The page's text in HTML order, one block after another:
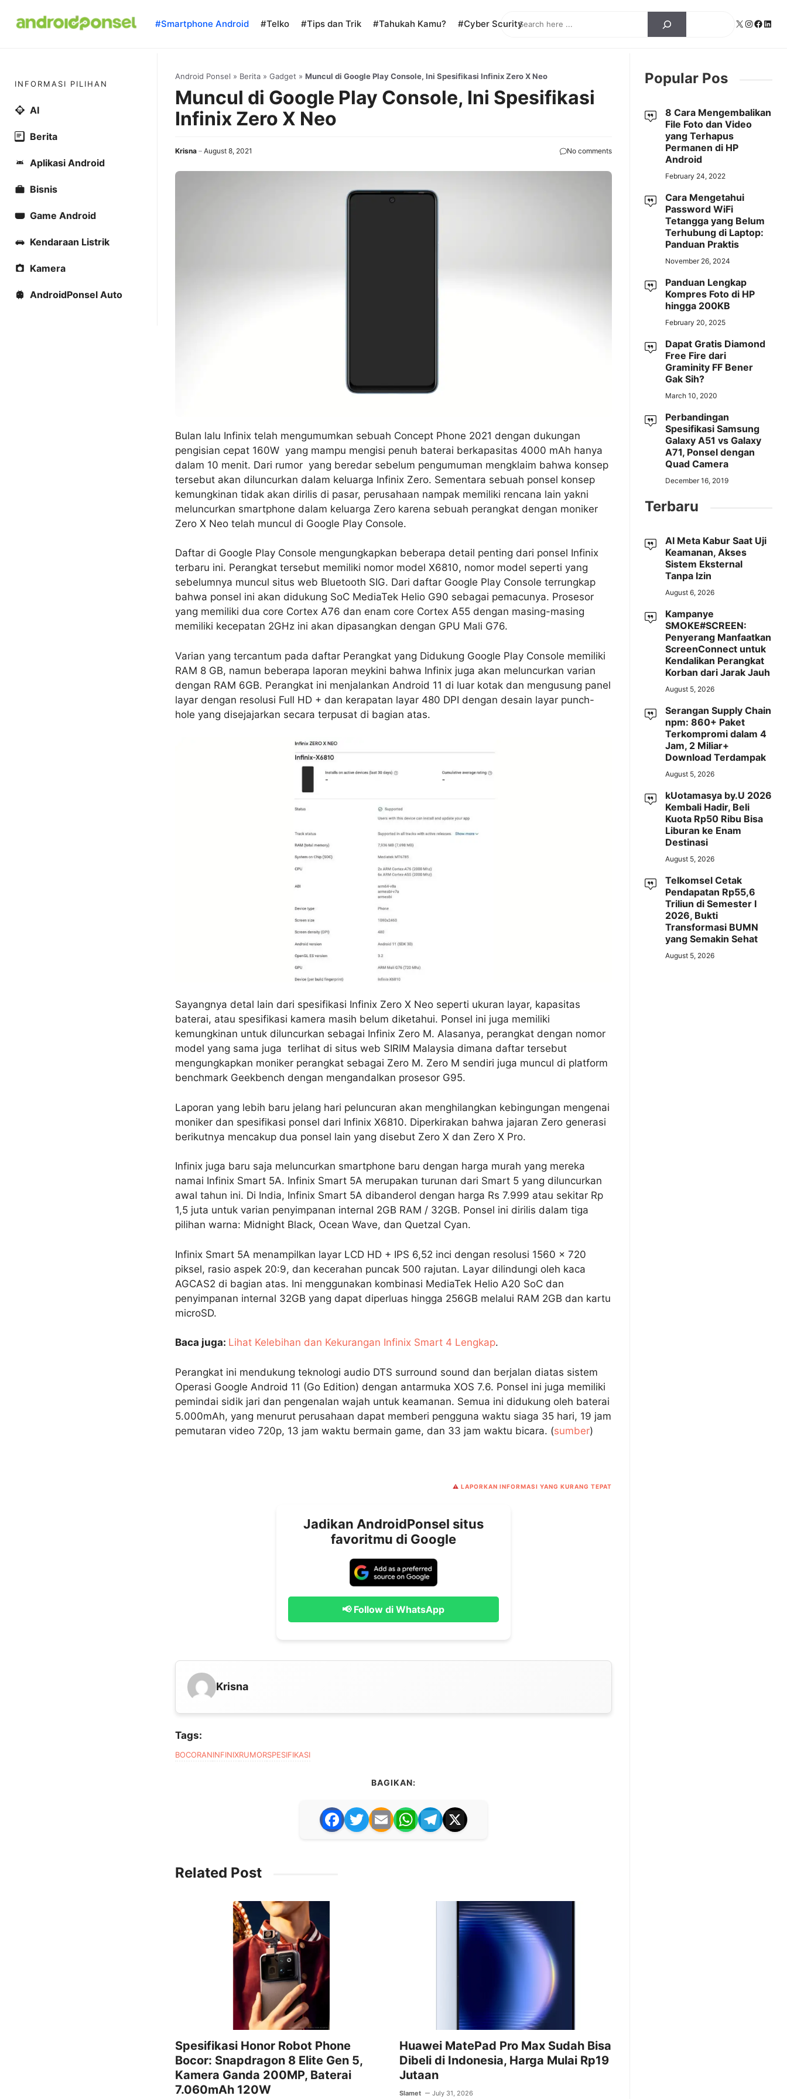
Search X Instagram
#Smartphone Android #Telko #Tips dan Trik #Tahukah Kamu? #Cyber Scurity
Android Ponsel » Berita» Gadget » Muncul di Google Play Console, Ini Spesifikasi Infinix Zero X Neo
Muncul di Google Play Console, Ini Spesifikasi
Infinix Zero X Neo
Krisna August 8, 2021 No comments
Bulan lalu Infinix telah mengumumkan sebuah Concept Phone 2021 dengan dukungan
pengisian cepat 160W yang mampu mengisi penuh baterai berkapasitas 4000 mAh hanya
dalam 10 menit. Dari rumor yang beredar sebelum pengumuman mengklaim bahwa konsep
tersebut akan diluncurkan dalam keluarga Infinix Zero. Sementara sebuah ponsel konsep
kemungkinan tidak akan dirilis di pasar, perusahaan nampak memiliki rencana lain yakni
meluncurkan smartphone dalam keluarga Zero karena sebuah perangkat dengan moniker
Zero X Neo telah muncul di Google Play Console.
Daftar di Google Play Console mengungkapkan beberapa detail penting dari ponsel Infinix
terbaru ini. Perangkat tersebut memiliki nomor model X6810, nomor model seperti yang
sebelumnya muncul situs web Bluetooth SIG. Dari daftar Google Play Console terrungkap
bahwa ponsel ini akan didukung SoC MediaTek Helio G90 sebagai pemacunya. Prosesor
yang memiliki dua core Cortex A76 dan enam core Cortex A55 dengan masing-masing
memiliki kecepatan 2GHz ini akan dipasangkan dengan GPU Mali G76.
Varian yang tercantum pada daftar Perangkat yang Didukung Google Play Console memiliki
RAM 8 GB, namun beberapa laporan meykini bahwa Infinix juga akan meluncurkan varian
dengan RAM 6GB. Perangkat ini menjalankan Android 11 di luar kotak dan mengusung panel
layar dengan resolusi Full HD + dan kerapatan layar 480 DPI dengan desain layar punch-
hole yang disejajarkan secara terpusat di bagian atas.
Sayangnya detal lain dari spesifikasi Infinix Zero X Neo seperti ukuran layar, kapasitas
baterai, atau spesifikasi kamera masih belum diketahui. Ponsel ini juga memiliki
kemungkinan untuk diluncurkan sebagai Infinix Zero M. Alasanya, perangkat dengan nomor
model yang sama juga terlihat di situs web SIRIM Malaysia dimana daftar tersebut
mengungkapkan moniker perangkat sebagai Zero M. Zero M sendiri juga muncul di platform
benchmark Geekbench dengan mengandalkan prosesor G95.
Laporan yang lebih baru jelang hari peluncuran akan menghilangkan kebingungan mengenai
moniker dan spesifikasi ponsel dari Infinix X6810. Diperkirakan bahwa jajaran Zero generasi
berikutnya mencakup dua ponsel lain yang disebut Zero X dan Zero X Pro.
Infinix juga baru saja meluncurkan smartphone baru dengan harga murah yang mereka
namai Infinix Smart 5A. Infinix Smart 5A merupakan turunan dari Smart 5 yang diluncurkan
awal tahun ini. Di India, Infinix Smart 5A dibanderol dengan harga Rs 7.999 atau sekitar Rp
1,5 juta untuk varian penyimpanan internal 2GB RAM / 32GB. Ponsel ini dirilis dalam tiga
pilihan warna: Midnight Black, Ocean Wave, dan Quetzal Cyan.
Infinix Smart 5A menampilkan layar LCD HD + IPS 6,52 inci dengan resolusi 1560 x 720
piksel, rasio aspek 20:9, dan kecerahan puncak 500 rajutan. Layar dilindungi oleh kaca
AGCAS2 di bagian atas. Ini menggunakan kombinasi MediaTek Helio A20 SoC dan
penyimpanan internal 32GB yang dapat diperluas hingga 256GB melalui RAM 2GB dan kartu
microSD.
Baca juga: Lihat Kelebihan dan Kekurangan Infinix Smart 4 Lengkap.
Perangkat ini mendukung teknologi audio DTS surround sound dan berjalan diatas sistem
Operasi Google Android 11 (Go Edition) dengan antarmuka XOS 7.6. Ponsel ini juga memiliki
pemindai sidik jari dan pengenalan wajah untuk keamanan. Semua ini didukung oleh baterai
5.000mAh, yang menurut perusahaan dapat memberi pengguna waktu siaga 35 hari, 19 jam
pemutaran video 720p, 13 jam waktu bermain game, dan 33 jam waktu bicara. (sumber)
⚠️ LAPORKAN INFORMASI YANG KURANG TEPAT
Jadikan AndroidPonsel situs
favoritmu di Google
📢 Follow di WhatsApp
Krisna
Tags:
BOCORANINFINIXRUMORSPESIFIKASI
BAGIKAN:
F
a
o
k
T
w
E
m
W
h
T
el
X
Related Post
Spesifikasi Honor Robot Phone
Bocor: Snapdragon 8 Elite Gen 5,
Kamera Ganda 200MP, Baterai
7.060mAh 120W
Huawei MatePad Pro Max Sudah Bisa
Dibeli di Indonesia, Harga Mulai Rp19
Jutaan
Slamet July 31, 2026
INFORMASI PILIHAN
AI
Berita
Aplikasi Android
Bisnis
Game Android
Kendaraan Listrik
Kamera
AndroidPonsel Auto
Popular Pos
8 Cara Mengembalikan
File Foto dan Video
yang Terhapus
Permanen di HP
Android
February 24, 2022
Cara Mengetahui
Password WiFi
Tetangga yang Belum
Terhubung di Laptop:
Panduan Praktis
November 26, 2024
Panduan Lengkap
Kompres Foto di HP
hingga 200KB
February 20, 2025
Dapat Gratis Diamond
Free Fire dari
Graminity FF Bener
Gak Sih?
March 10, 2020
Perbandingan
Spesifikasi Samsung
Galaxy A51 vs Galaxy
A71, Ponsel dengan
Quad Camera
December 16, 2019
Terbaru
AI Meta Kabur Saat Uji
Keamanan, Akses
Sistem Eksternal
Tanpa Izin
August 6, 2026
Kampanye
SMOKE#SCREEN:
Penyerang Manfaatkan
ScreenConnect untuk
Kendalikan Perangkat
Korban dari Jarak Jauh
August 5, 2026
Serangan Supply Chain
npm: 860+ Paket
Terkompromi dalam 4
Jam, 2 Miliar+
Download Terdampak
August 5, 2026
kUotamasya by.U 2026
Kembali Hadir, Beli
Kuota Rp50 Ribu Bisa
Liburan ke Enam
Destinasi
August 5, 2026
Telkomsel Cetak
Pendapatan Rp55,6
Triliun di Semester I
2026, Bukti
Transformasi BUMN
yang Semakin Sehat
August 5, 2026